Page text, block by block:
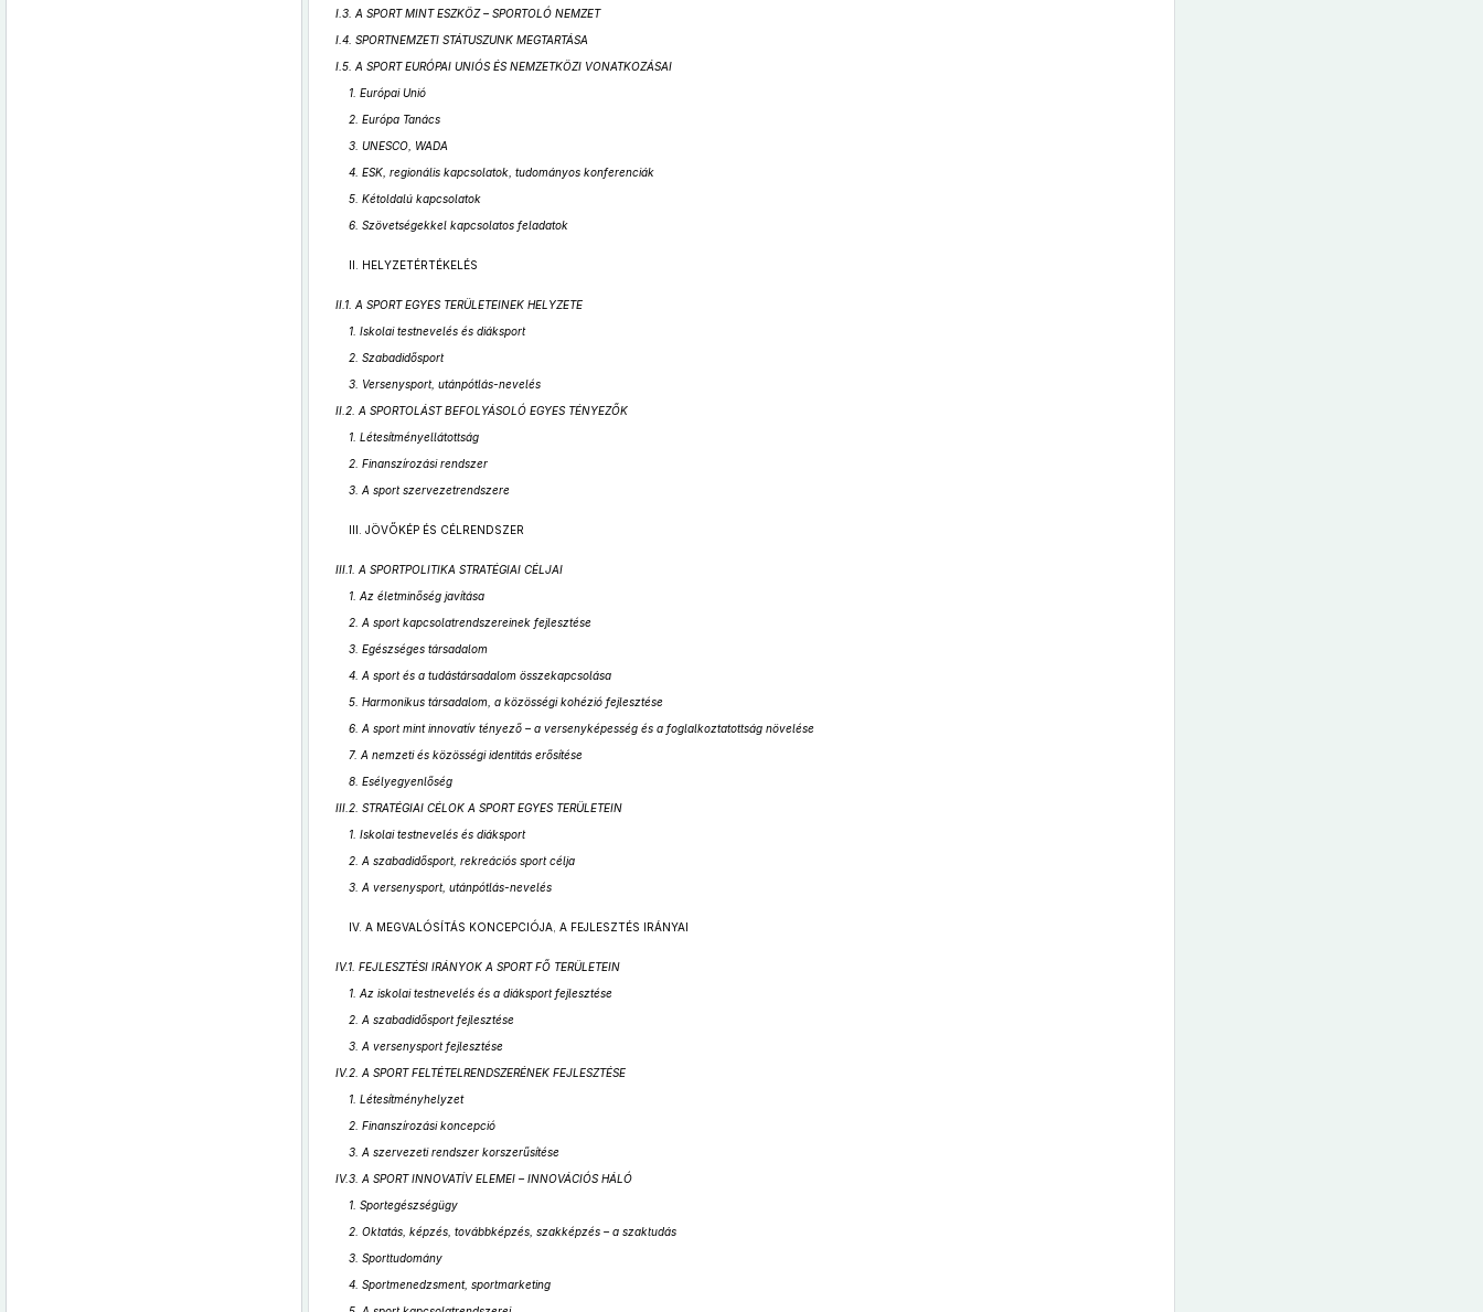
I.3. A SPORT MINT ESZKÖZ – SPORTOLÓ NEMZET
I.4. SPORTNEMZETI STÁTUSZUNK MEGTARTÁSA
I.5. A SPORT EURÓPAI UNIÓS ÉS NEMZETKÖZI VONATKOZÁSAI
1. Európai Unió
2. Európa Tanács
3. UNESCO, WADA
4. ESK, regionális kapcsolatok, tudományos konferenciák
5. Kétoldalú kapcsolatok
6. Szövetségekkel kapcsolatos feladatok
II. HELYZETÉRTÉKELÉS
II.1. A SPORT EGYES TERÜLETEINEK HELYZETE
1. Iskolai testnevelés és diáksport
2. Szabadidősport
3. Versenysport, utánpótlás-nevelés
II.2. A SPORTOLÁST BEFOLYÁSOLÓ EGYES TÉNYEZŐK
1. Létesítményellátottság
2. Finanszírozási rendszer
3. A sport szervezetrendszere
III. JÖVŐKÉP ÉS CÉLRENDSZER
III.1. A SPORTPOLITIKA STRATÉGIAI CÉLJAI
1. Az életminőség javítása
2. A sport kapcsolatrendszereinek fejlesztése
3. Egészséges társadalom
4. A sport és a tudástársadalom összekapcsolása
5. Harmonikus társadalom, a közösségi kohézió fejlesztése
6. A sport mint innovatív tényező – a versenyképesség és a foglalkoztatottság növelése
7. A nemzeti és közösségi identitás erősítése
8. Esélyegyenlőség
III.2. STRATÉGIAI CÉLOK A SPORT EGYES TERÜLETEIN
1. Iskolai testnevelés és diáksport
2. A szabadidősport, rekreációs sport célja
3. A versenysport, utánpótlás-nevelés
IV. A MEGVALÓSÍTÁS KONCEPCIÓJA, A FEJLESZTÉS IRÁNYAI
IV.1. FEJLESZTÉSI IRÁNYOK A SPORT FŐ TERÜLETEIN
1. Az iskolai testnevelés és a diáksport fejlesztése
2. A szabadidősport fejlesztése
3. A versenysport fejlesztése
IV.2. A SPORT FELTÉTELRENDSZERÉNEK FEJLESZTÉSE
1. Létesítményhelyzet
2. Finanszírozási koncepció
3. A szervezeti rendszer korszerűsítése
IV.3. A SPORT INNOVATÍV ELEMEI – INNOVÁCIÓS HÁLÓ
1. Sportegészségügy
2. Oktatás, képzés, továbbképzés, szakképzés – a szaktudás
3. Sporttudomány
4. Sportmenedzsment, sportmarketing